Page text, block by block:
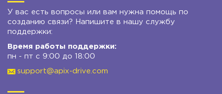
У вас есть вопросы или вам нужна помощь по
созданию связи? Напишите в нашу службу
поддержки:
Время работы поддержки:
пн - пт с 9:00 до 18:00
support@apix-drive.com